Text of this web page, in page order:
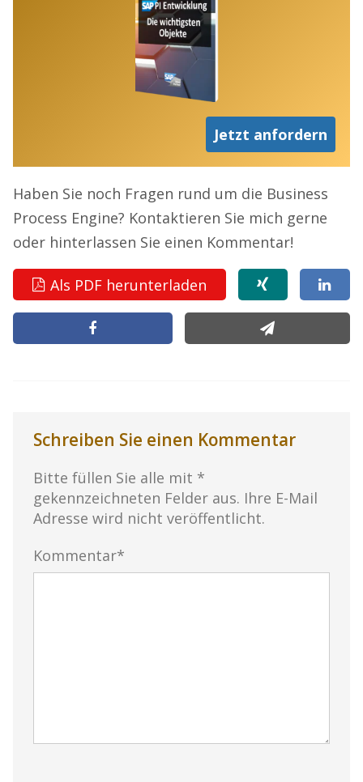
Jetzt anfordern
Haben Sie noch Fragen rund um die Business
Process Engine? Kontaktieren Sie mich gerne
oder hinterlassen Sie einen Kommentar!
Als PDF herunterladen
Schreiben Sie einen Kommentar
Bitte füllen Sie alle mit *
gekennzeichneten Felder aus. Ihre E-Mail
Adresse wird nicht veröffentlicht.
Kommentar*